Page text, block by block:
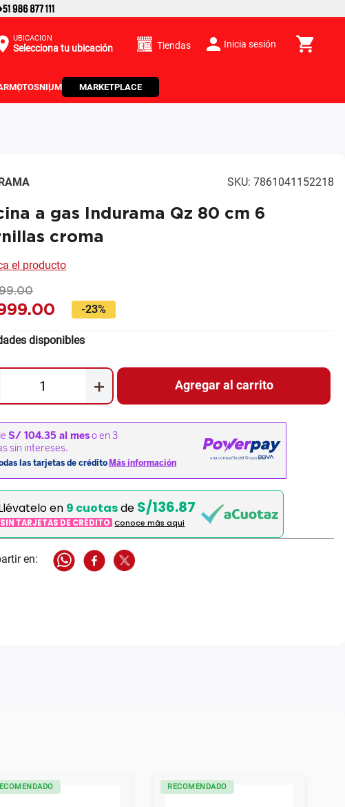
UBICACIÓN
Selecciona tu ubicación Tiendas Inicia sesión
MOTOSNIUM MARKETPLACE
SKU: 7861041152218
a gas Indurama Qz 80 cm 6
croma
el producto
.00
.00 -23%
disponibles
＋ Agregar al carrito
en 9 cuotasde S/136.87
SIN TARJETAS DE CRÉDITO Conoce más aqui
RECOMENDADO